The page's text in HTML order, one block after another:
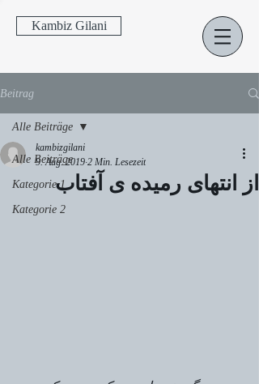
Kambiz Gilani
Beitrag
Alle Beiträge
Kategorie 1
Kategorie 2
Alle Beiträge
از انتهای رمیده ی آفتاب
kambizgilani
9. Aug. 2019 2 Min. Lesezeit